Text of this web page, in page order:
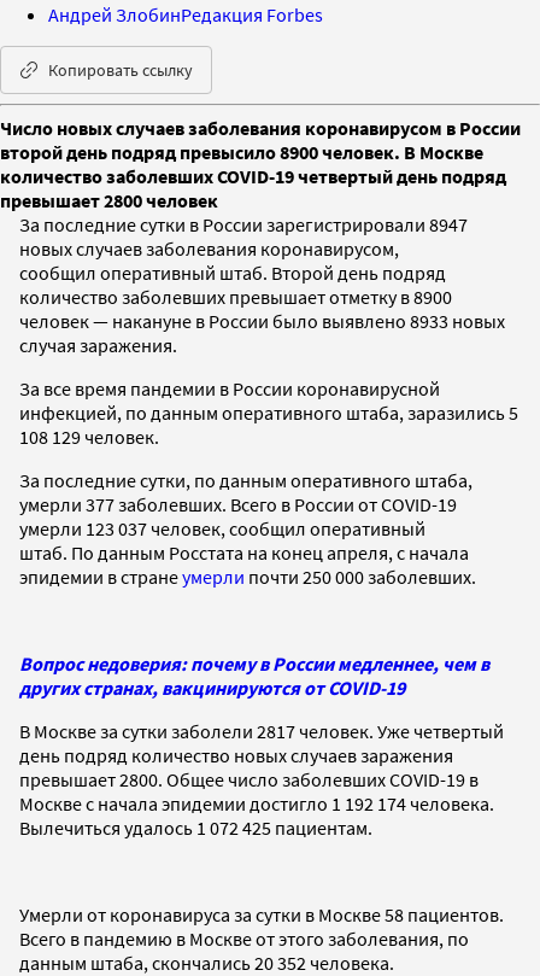
Андрей ЗлобинРедакция Forbes
Копировать ссылку
Число новых случаев заболевания коронавирусом в России
второй день подряд превысило 8900 человек. В Москве
количество заболевших COVID-19 четвертый день подряд
превышает 2800 человек
За последние сутки в России зарегистрировали 8947
новых случаев заболевания коронавирусом,
сообщил оперативный штаб. Второй день подряд
количество заболевших превышает отметку в 8900
человек — накануне в России было выявлено 8933 новых
случая заражения.
За все время пандемии в России коронавирусной
инфекцией, по данным оперативного штаба, заразились 5
108 129 человек.
За последние сутки, по данным оперативного штаба,
умерли 377 заболевших. Всего в России от COVID-19
умерли 123 037 человек, сообщил оперативный
штаб. По данным Росстата на конец апреля, с начала
эпидемии в странеумерли почти 250 000 заболевших.
Вопрос недоверия: почему в России медленнее, чем в
других странах, вакцинируются от COVID-19
В Москве за сутки заболели 2817 человек. Уже четвертый
день подряд количество новых случаев заражения
превышает 2800. Общее число заболевших COVID-19 в
Москве с начала эпидемии достигло 1 192 174 человека.
Вылечиться удалось 1 072 425 пациентам.
Умерли от коронавируса за сутки в Москве 58 пациентов.
Всего в пандемию в Москве от этого заболевания, по
данным штаба, скончались 20 352 человека.